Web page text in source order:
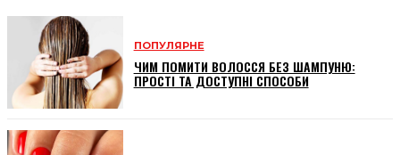
ПОПУЛЯРНЕ
ЧИМ ПОМИТИ ВОЛОССЯ БЕЗ ШАМПУНЮ:
ПРОСТІ ТА ДОСТУПНІ СПОСОБИ